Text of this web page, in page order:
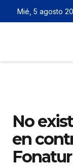
Mié, 5 agosto
No
en
Fonatur